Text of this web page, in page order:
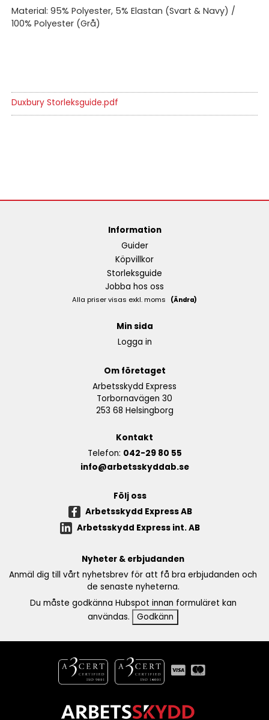
Material: 95% Polyester, 5% Elastan (Svart & Navy) /
100% Polyester (Grå)
Duxbury Storleksguide.pdf
Information
Guider
Köpvillkor
Storleksguide
Jobba hos oss
Alla priser visas exkl. moms (Ändra)
Min sida
Logga in
Om företaget
Arbetsskydd Express
Torbornavägen 30
253 68 Helsingborg
Kontakt
Telefon: 042-29 80 55
info@arbetsskyddab.se
Följ oss
Arbetsskydd Express AB
Arbetsskydd Express int. AB
Nyheter & erbjudanden
Anmäl dig till vårt nyhetsbrev för att få bra erbjudanden och
de senaste nyheterna.
Du måste godkänna Hubspot innan formuläret kan
användas.
Godkänn